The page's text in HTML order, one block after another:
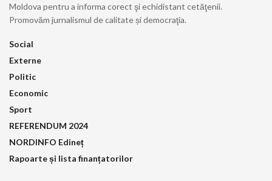
Moldova pentru a informa corect şi echidistant cetăţenii.
Promovăm jurnalismul de calitate și democraţia.
Social
Externe
Politic
Economic
Sport
REFERENDUM 2024
NORDINFO Edineț
Rapoarte și lista finanțatorilor